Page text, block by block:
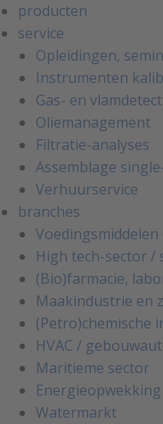
producten
service
Opleidingen,
Instrumenten
Gas- en
Oliemanagement
Filtratie-analyses
Assemblage
Verhuurservice
branches
High tech-sector /
(Bio)farmacie,
Maakindustrie en
(Petro)chemische
HVAC /
Maritieme sector
Energieopwekking
Watermarkt